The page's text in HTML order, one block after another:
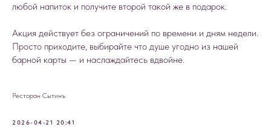
любой напиток и получите второй такой же в подарок.
Акция действует без ограничений по времени и дням недели.
Просто приходите, выбирайте что душе угодно из нашей
барной карты — и наслаждайтесь вдвойне.
Ресторан Сытинъ
2026-04-21 20:41